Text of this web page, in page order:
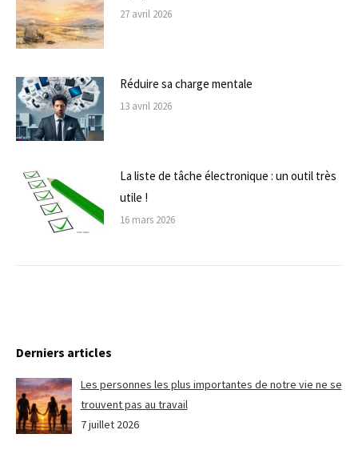
27 avril 2026
Réduire sa charge mentale
13 avril 2026
La liste de tâche électronique : un outil très
utile !
16 mars 2026
Derniers articles
Les personnes les plus importantes de notre vie ne se
trouvent pas au travail
7 juillet 2026